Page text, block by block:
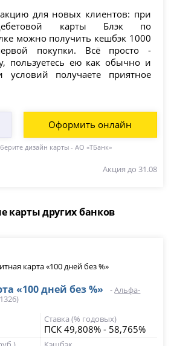
для новых клиентов: при
карты Блэк по
можно получить кешбэк 1000
покупки. Всё просто -
пользуетесь ею как обычно и
получаете приятное
Оформить онлайн
дизайн карты - АО «ТБанк»
Акция до 31.08
карты других банков
«100 дней без %» -Альфа-
Ставка (% годовых)
ПСК 49,808% - 58,765%